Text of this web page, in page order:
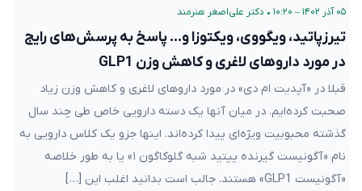
۰۵ آذر ۱۴۰۲ – ۱۰:۲۰ • دکتر علی‌اصغر هنرمند
تیرزپاتید، ویگووی، ویکتوزا و… پاسخ به پرسش‌های رایج
در مورد داروهای لاغری و کاهش وزن GLP1
قبلا در «آپدیت ام دی» در مورد داروهای لاغری و کاهش وزن زیاد
صحبت کرده‌ایم. در میان آنها یک دسته دارویی خاص طی چند سال
گذشته محبوبیت ویژه‌ای پیدا کرده‌اند. اینها جزو یک کلاس دارویی به
نام «آگونیست گیرنده پپتید شبه گلوکاگون ۱» یا به طور خلاصه
«آگونیست GLP1» هستند. جالب است بدانید اغلب این […]